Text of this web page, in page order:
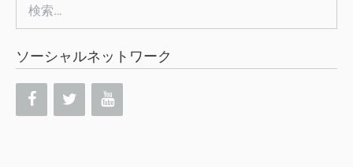
索:
ソーシャルネットワーク